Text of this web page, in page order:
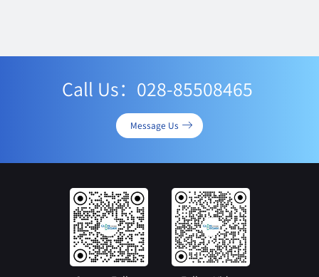
Call Us：028-85508465
Message Us